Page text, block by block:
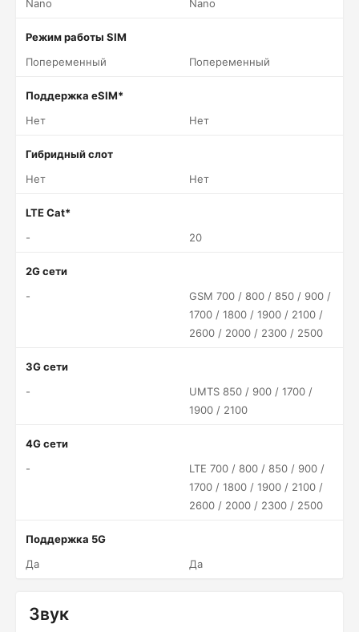
Nano Nano
Режим работы SIM
Попеременный
Попеременный
Поддержка eSIM*
Нет
Нет
Гибридный слот
Нет
Нет
LTE Cat*
-
20
2G сети
-
GSM 700 / 800 / 850 / 900 /
1700 / 1800 / 1900 / 2100 /
2600 / 2000 / 2300 / 2500
3G сети
-
UMTS 850 / 900 / 1700 /
1900 / 2100
4G сети
-
LTE 700 / 800 / 850 / 900 /
1700 / 1800 / 1900 / 2100 /
2600 / 2000 / 2300 / 2500
Поддержка 5G
Да
Да
Звук